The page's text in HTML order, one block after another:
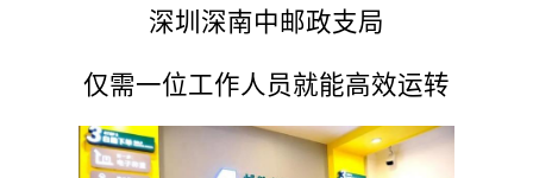
深圳深南中邮政支局
仅需一位工作人员就能高效运转